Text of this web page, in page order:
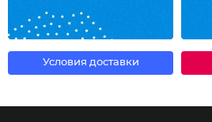
Условия доставки